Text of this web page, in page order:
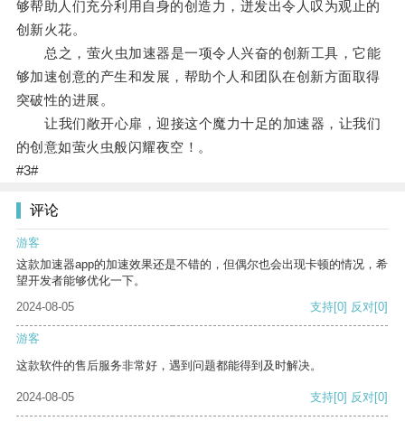
够帮助人们充分利用自身的创造力，迸发出令人叹为观止的
创新火花。
总之，萤火虫加速器是一项令人兴奋的创新工具，它能
够加速创意的产生和发展，帮助个人和团队在创新方面取得
突破性的进展。
让我们敞开心扉，迎接这个魔力十足的加速器，让我们
的创意如萤火虫般闪耀夜空！。
#3#
评论
游客
这款加速器app的加速效果还是不错的，但偶尔也会出现卡顿的情况，希
望开发者能够优化一下。
2024-08-05
支持[0] 反对[0]
游客
这款软件的售后服务非常好，遇到问题都能得到及时解决。
2024-08-05 支持[0] 反对[0]